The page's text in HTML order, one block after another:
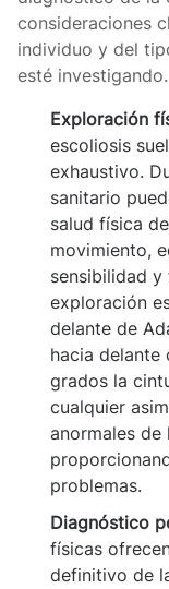
consideraciones
individuo y del
esté investigando.
Exploración
escoliosis
exhaustivo.
sanitario
salud física
movimiento,
sensibilidad
exploración
delante de
hacia delante
grados la
cualquier
anormales de
problemas.
Diagnóstico
físicas
definitivo de